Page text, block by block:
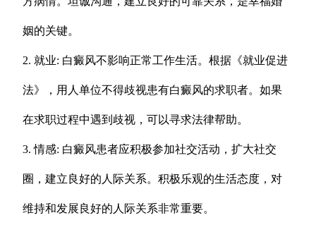
姻的关键。
2. 就业: 白癜风不影响正常工作生活。根据《就业促进
法》，用人单位不得歧视患有白癜风的求职者。如果
在求职过程中遇到歧视，可以寻求法律帮助。
3. 情感: 白癜风患者应积极参加社交活动，扩大社交
圈，建立良好的人际关系。积极乐观的生活态度，对
维持和发展良好的人际关系非常重要。